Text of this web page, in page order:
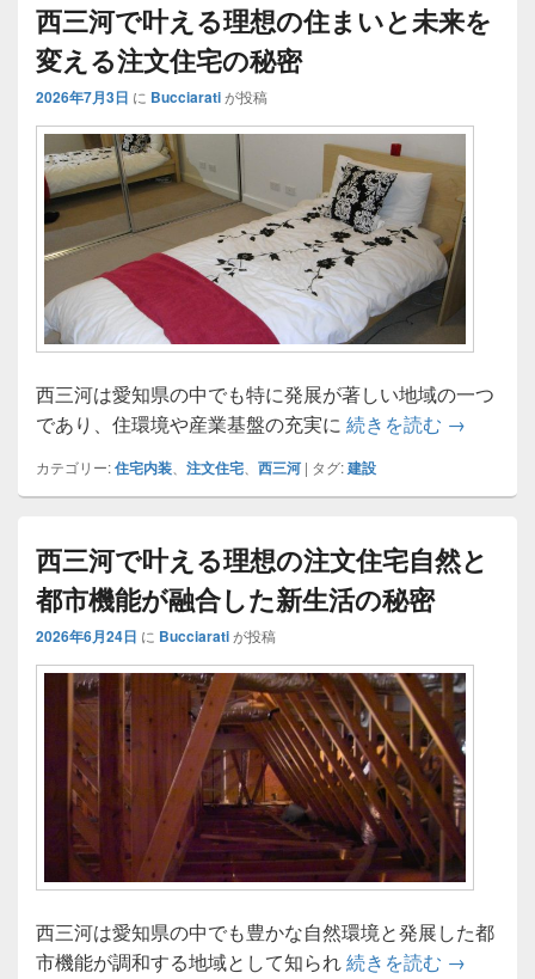
西三河で叶える理想の住まいと未来を
変える注文住宅の秘密
2026年7月3日 に Bucciaratiが投稿
西三河は愛知県の中でも特に発展が著しい地域の一つ
であり、住環境や産業基盤の充実に 続きを読む 西三河で
→
カテゴリー:住宅内装 注文住宅 西三河 | タグ:建設
西三河で叶える理想の注文住宅自然と
都市機能が融合した新生活の秘密
2026年6月24日 に Bucciaratiが投稿
西三河は愛知県の中でも豊かな自然環境と発展した都
市機能が調和する地域として知られ続きを読む 西三河で
→